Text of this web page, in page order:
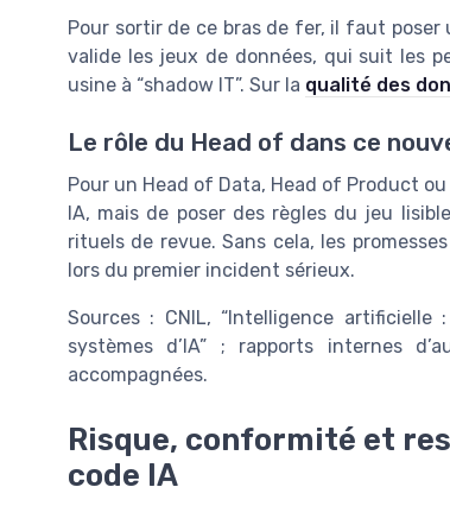
Pour sortir de ce bras de fer, il faut
valide les jeux de données, qui suit les
usine à “shadow IT”. Sur la qualité des
Le rôle du Head of dans ce
Pour un Head of Data, Head of Product
IA, mais de poser des règles du jeu
rituels de revue. Sans cela, les
lors du premier incident sérieux.
Sources : CNIL, “Intelligence artificielle
systèmes d’IA” ; rapports internes
accompagnées.
Risque, conformité et
code IA